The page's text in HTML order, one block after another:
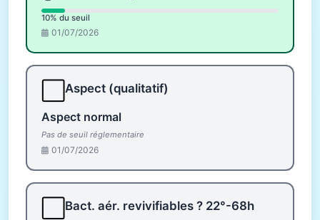
10% du seuil
01/07/2026
Aspect (qualitatif)
Aspect normal
Pas de seuil réglementaire
01/07/2026
Bact. aér. revivifiables ? 22°-68h